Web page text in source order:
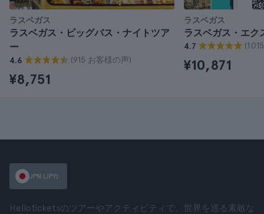
ラスベガス
ラスベガス・ビッグバス・ナイトツア
ー
4.6 (915 お客様の声)
¥8,751
ラスベガス
ラスベガス・エク
4.7
¥10,871
JPN (JPY)
Helloticketsのツアーやアクティビティで、世界を巡る素敵な